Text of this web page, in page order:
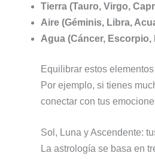
Tierra (Tauro, Virgo,
Aire (Géminis, Libra,
Agua (Cáncer, Escorpio,
Equilibrar estos
Por ejemplo, si tienes
conectar con tus
Sol, Luna y Ascendente:
La astrología se basa en